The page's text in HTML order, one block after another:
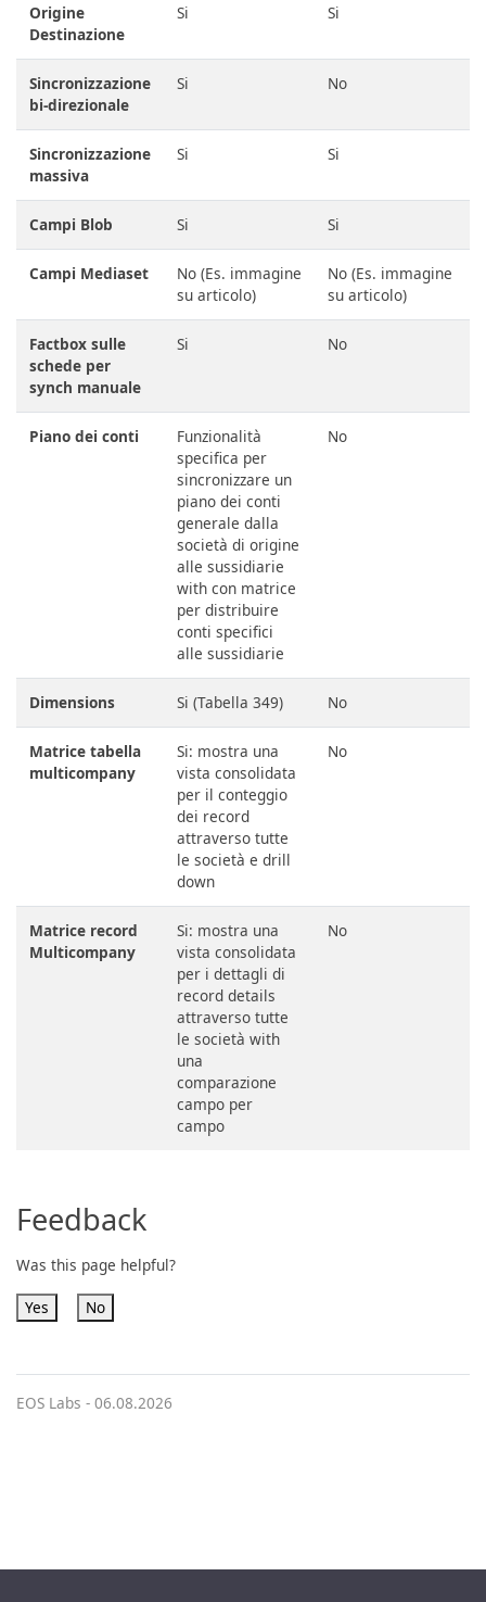
Origine
Destinazione
Si Si
Sincronizzazione
bi-direzionale
Si No
Sincronizzazione
massiva
Si Si
Campi Blob Si Si
Campi Mediaset
No (Es. immagine
su articolo)
No (Es. immagine
su articolo)
Factbox sulle
schede per
synch manuale
Si No
Piano dei conti
Funzionalità
specifica per
sincronizzare un
piano dei conti
generale dalla
società di origine
alle sussidiarie
with con matrice
per distribuire
conti specifici
alle sussidiarie
No
Dimensions Si (Tabella 349) No
Matrice tabella
multicompany
Si: mostra una
vista consolidata
per il conteggio
dei record
attraverso tutte
le società e drill
down
No
Matrice record
Multicompany
Si: mostra una
vista consolidata
per i dettagli di
record details
attraverso tutte
le società with
una
comparazione
campo per
campo
No
Feedback
Was this page helpful?
Yes No
EOS Labs - 06.08.2026